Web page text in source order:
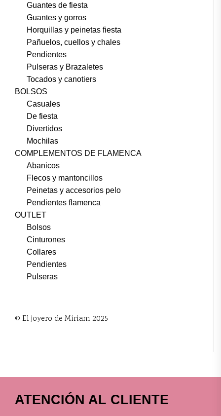
Guantes de fiesta
Guantes y gorros
Horquillas y peinetas fiesta
Pañuelos, cuellos y chales
Pendientes
Pulseras y Brazaletes
Tocados y canotiers
BOLSOS
Casuales
De fiesta
Divertidos
Mochilas
COMPLEMENTOS DE FLAMENCA
Abanicos
Flecos y mantoncillos
Peinetas y accesorios pelo
Pendientes flamenca
OUTLET
Bolsos
Cinturones
Collares
Pendientes
Pulseras
© El joyero de Miriam 2025
ATENCIÓN AL CLIENTE